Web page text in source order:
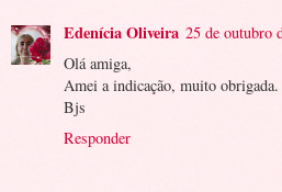
Edenícia Oliveira 25 de outubro
Olá amiga,
Amei a indicação, muito obrigada.
Bjs
Responder